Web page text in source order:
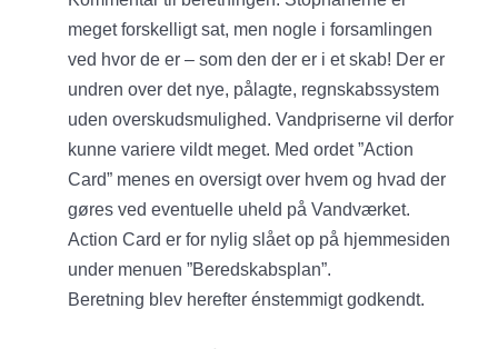
meget forskelligt sat, men nogle i forsamlingen
ved hvor de er – som den der er i et skab! Der er
undren over det nye, pålagte, regnskabssystem
uden overskudsmulighed. Vandpriserne vil derfor
kunne variere vildt meget. Med ordet ”Action
Card” menes en oversigt over hvem og hvad der
gøres ved eventuelle uheld på Vandværket.
Action Card er for nylig slået op på hjemmesiden
under menuen ”Beredskabsplan”.
Beretning blev herefter énstemmigt godkendt.